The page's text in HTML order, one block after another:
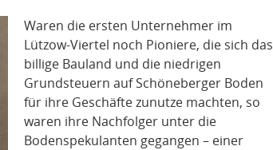
Waren die ersten Unternehmer im
Lützow-Viertel noch Pioniere, die sich das
billige Bauland und die niedrigen
Grundsteuern auf Schöneberger Boden
für ihre Geschäfte zunutze machten, so
waren ihre Nachfolger unter die
Bodenspekulanten gegangen – einer